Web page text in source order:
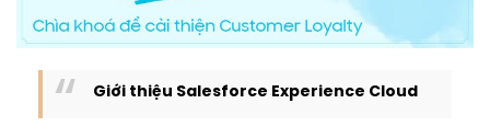
Giới thiệu Salesforce Experience Cloud